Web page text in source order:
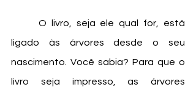
ligado às árvores desde o seu
nascimento. Você sabia? Para que o
livro seja impresso, as árvores